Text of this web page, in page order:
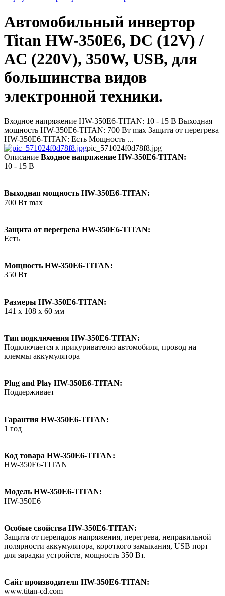
Автомобильный инвертор
Titan HW-350E6, DC (12V) /
AC (220V), 350W, USB, для
большинства видов
электронной техники.
Входное напряжение HW-350E6-TITAN: 10 - 15 В Выходная
мощность HW-350E6-TITAN: 700 Вт max Защита от перегрева
HW-350E6-TITAN: Есть Мощность ...
pic_571024f0d78f8.jpg
Описание Входное напряжение HW-350E6-TITAN:
10 - 15 В
Выходная мощность HW-350E6-TITAN:
700 Вт max
Защита от перегрева HW-350E6-TITAN:
Есть
Мощность HW-350E6-TITAN:
350 Вт
Размеры HW-350E6-TITAN:
141 x 108 x 60 мм
Тип подключения HW-350E6-TITAN:
Подключается к прикуривателю автомобиля, провод на
клеммы аккумулятора
Plug and Play HW-350E6-TITAN:
Поддерживает
Гарантия HW-350E6-TITAN:
1 год
Код товара HW-350E6-TITAN:
HW-350E6-TITAN
Модель HW-350E6-TITAN:
HW-350E6
Особые свойства HW-350E6-TITAN:
Защита от перепадов напряжения, перегрева, неправильной
полярности аккумулятора, короткого замыкания, USB порт
для зарадки устройств, мощность 350 Вт.
Сайт производителя HW-350E6-TITAN:
www.titan-cd.com